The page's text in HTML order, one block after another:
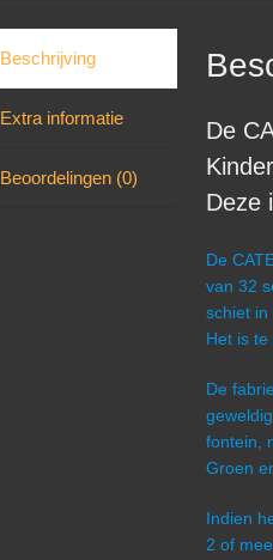
Beschrijving
Extra informatie
Beoordelingen (0)
De
Deze
De
van 32
schiet in
Het is
De
fontein,
Groen
Indien
2 of